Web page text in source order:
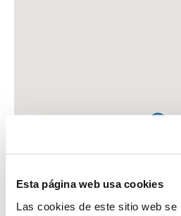
Esta página web usa cookies
Las cookies de este sitio web se